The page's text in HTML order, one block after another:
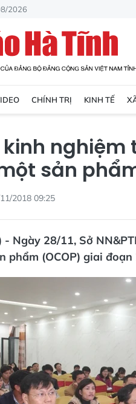
2026
CHÍNH TRỊ KINH TẾ
kinh
sản
2018 09:25
- Ngày 28/11, Sở
phẩm (OCOP) giai